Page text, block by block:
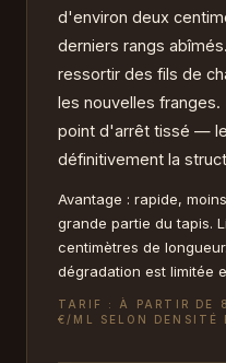
d'environ deux
derniers rangs
ressortir des fils de
les nouvelles
point d'arrêt tissé —
définitivement la
Avantage : rapide,
grande partie du tapis.
centimètres de
dégradation est limitée
TARIF : À PARTIR DE
€/ML SELON DENSITÉ